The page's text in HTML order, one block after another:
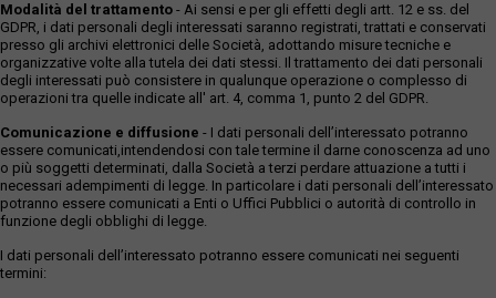
Modalità del trattamento - Ai sensi e per gli effetti degli artt. 12 e ss. del
GDPR, i dati personali degli interessati saranno registrati, trattati e conservati
presso gli archivi elettronici delle Società, adottando misure tecniche e
organizzative volte alla tutela dei dati stessi. Il trattamento dei dati personali
degli interessati può consistere in qualunque operazione o complesso di
operazioni tra quelle indicate all' art. 4, comma 1, punto 2 del GDPR.
Comunicazione e diffusione - I dati personali dell’interessato potranno
essere comunicati,intendendosi con tale termine il darne conoscenza ad uno
o più soggetti determinati, dalla Società a terzi perdare attuazione a tutti i
necessari adempimenti di legge. In particolare i dati personali dell’interessato
potranno essere comunicati a Enti o Uffici Pubblici o autorità di controllo in
funzione degli obblighi di legge.
I dati personali dell’interessato potranno essere comunicati nei seguenti
termini: